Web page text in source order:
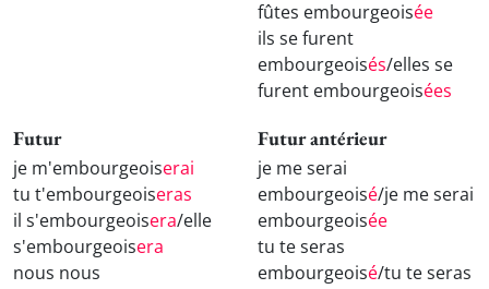
fûtes embourgeoisée
ils se furent
embourgeoisés/elles se
furent embourgeoisées
Futur
je m'embourgeoiserai
tu t'embourgeoiseras
il s'embourgeoisera/elle
s'embourgeoisera
nous nous
Futur antérieur
je me serai
embourgeoisé/je me serai
embourgeoisée
tu te seras
embourgeoisé/tu te seras